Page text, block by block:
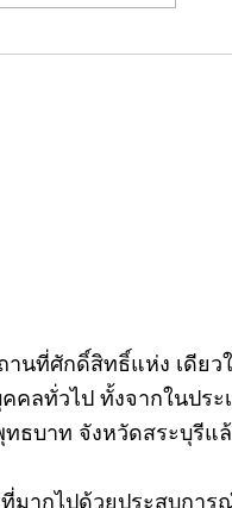
คอลัมน์"จับชีพ
นที่ศักดิ์สิทธิ์แห่ง เดียว
ลทั่วไป ทั้งจากในประ
ธบาท จังหวัดสระบุรีแ
มากไปด้วยประสบกา